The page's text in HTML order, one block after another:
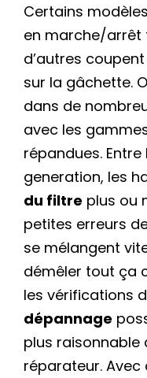
Certains
en marche/arrêt
d’autres
sur la gâchette.
dans de
avec les
répandues.
generation, les
du filtre plus ou
petites erreurs
se mélangent
démêler tout ça
les vérifications
dépannage
plus raisonnable
réparateur.